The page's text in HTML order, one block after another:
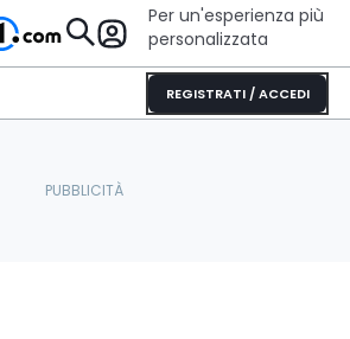
Per un'esperienza più
personalizzata
REGISTRATI / ACCEDI